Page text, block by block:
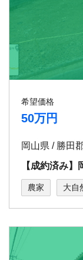
希望価格
50万円
岡山県 / 勝田
【成約済み
農家 大自